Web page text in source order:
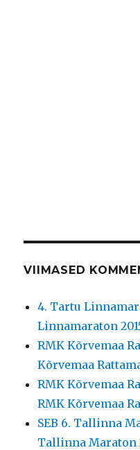
VIIMASED
4. Tartu
Linnamaraton
RMK Kõrvemaa
Kõrvemaa
RMK Kõrvemaa
RMK Kõrvemaa
SEB 6. Tallinna
Tallinna Maraton